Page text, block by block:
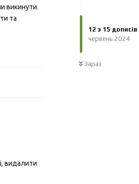
12 з 15 дописів
червень 2024
Зараз
викинути.
та
видалити